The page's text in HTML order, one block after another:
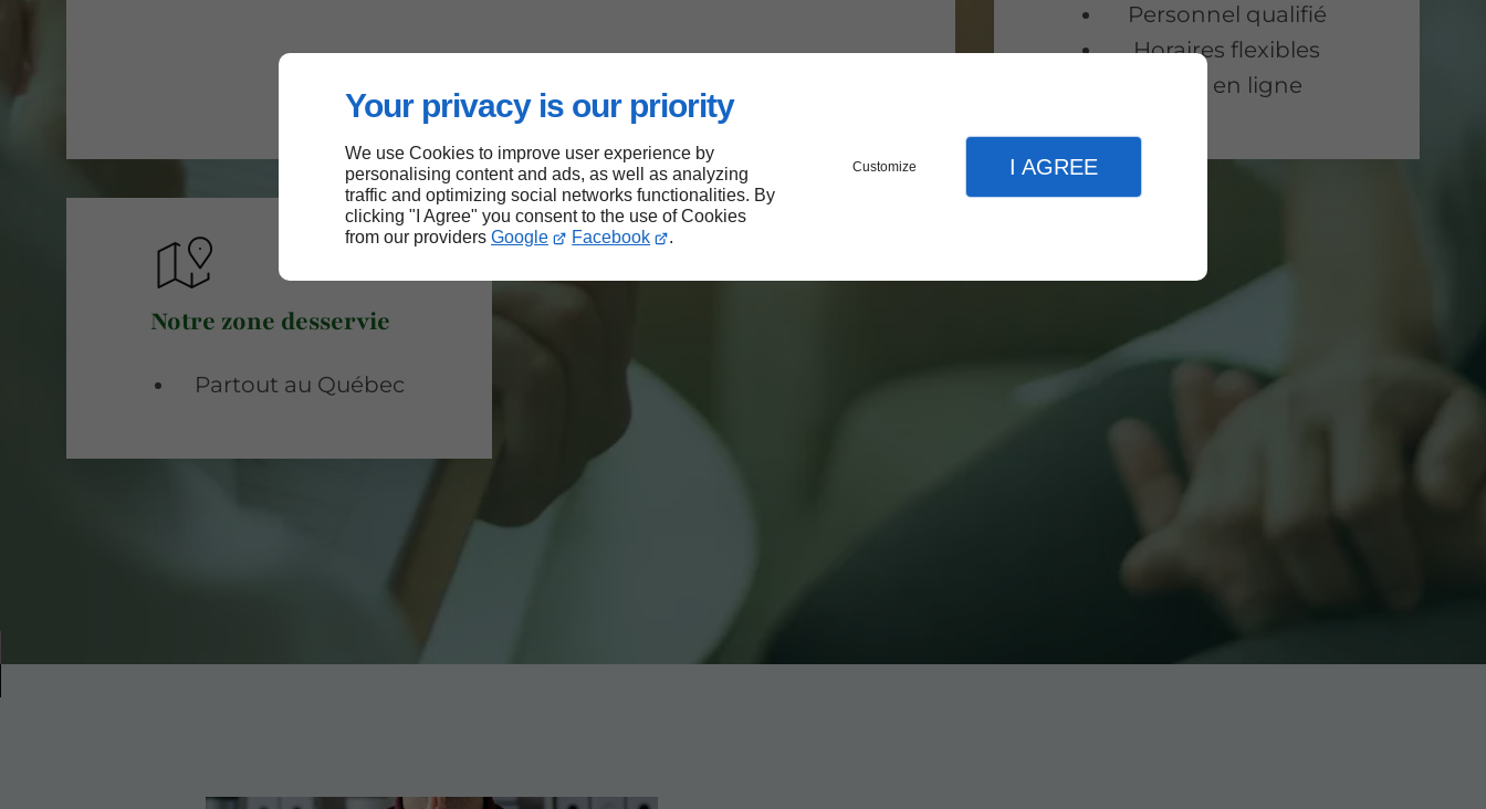
Your privacy is our priority
We use Cookies to improve user experience by
personalising content and ads, as well as analyzing
traffic and optimizing social networks functionalities. By
clicking "I Agree" you consent to the use of Cookies
from our providers Google Facebook .
Customize I AGREE
Personnel qualifié
Horaires flexibles
100% en ligne
Notre zone desservie
Partout au Québec